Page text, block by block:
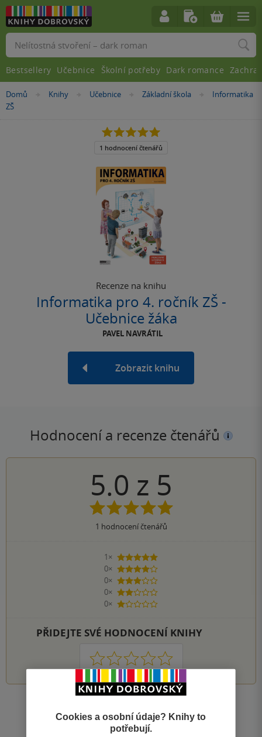
Nacházíte
se
Domů »
Knihy »
Učebnice »
Základní škola »
Informatika
ZŠ
Recenze na knihu
Informatika pro 4. ročník ZŠ -
Učebnice žáka
PAVEL NAVRÁTIL
Zobrazit knihu
5.0
z
5
1 hodnocení čtenářů
Hodnocení a recenze čtenářů
5.0 z 5
1 hodnocení čtenářů
1×
5 hvězdiček
0×
4 hvězdičky
0×
3 hvězdičky
0×
2 hvězdičky
0×
1 hvezdička
PŘIDEJTE SVÉ HODNOCENÍ KNIHY
1 2 3 4 5
Zobrazeno 20 z 20
Vyhledávání
Bestsellery Učebnice Školní potřeby Dark romance
Cookies a osobní údaje? Knihy to
potřebují.